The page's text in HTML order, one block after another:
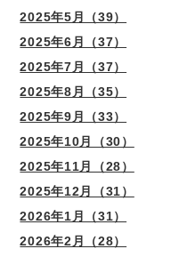
2025年5月（39）
2025年6月（37）
2025年7月（37）
2025年8月（35）
2025年9月（33）
2025年10月（30）
2025年11月（28）
2025年12月（31）
2026年1月（31）
2026年2月（28）